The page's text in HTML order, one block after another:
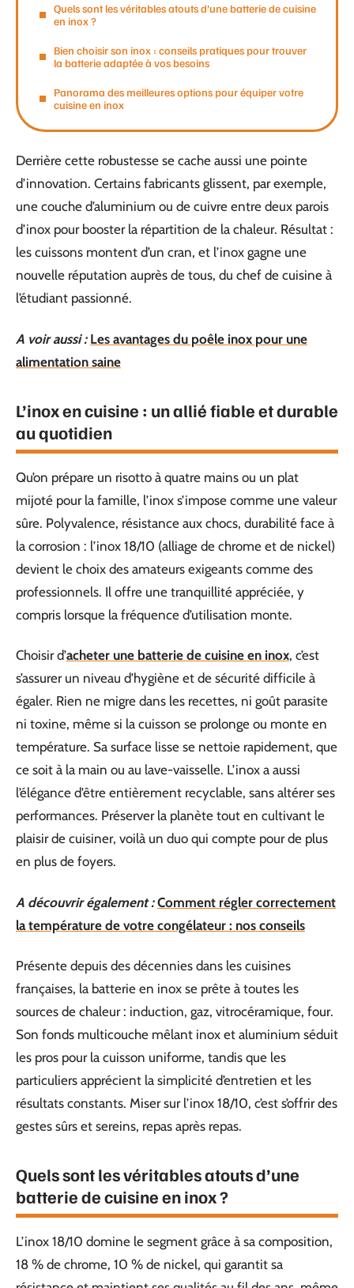
Quels sont les véritables atouts d’une batterie de cuisine
en inox ?
Bien choisir son inox : conseils pratiques pour trouver
la batterie adaptée à vos besoins
Panorama des meilleures options pour équiper votre
cuisine en inox
Derrière cette robustesse se cache aussi une pointe
d’innovation. Certains fabricants glissent, par exemple,
une couche d’aluminium ou de cuivre entre deux parois
d’inox pour booster la répartition de la chaleur. Résultat :
les cuissons montent d’un cran, et l’inox gagne une
nouvelle réputation auprès de tous, du chef de cuisine à
l’étudiant passionné.
A voir aussi : Les avantages du poêle inox pour une
alimentation saine
L’inox en cuisine : un allié fiable et durable
au quotidien
Qu’on prépare un risotto à quatre mains ou un plat
mijoté pour la famille, l’inox s’impose comme une valeur
sûre. Polyvalence, résistance aux chocs, durabilité face à
la corrosion : l’inox 18/10 (alliage de chrome et de nickel)
devient le choix des amateurs exigeants comme des
professionnels. Il offre une tranquillité appréciée, y
compris lorsque la fréquence d’utilisation monte.
Choisir d’acheter une batterie de cuisine en inox, c’est
s’assurer un niveau d’hygiène et de sécurité difficile à
égaler. Rien ne migre dans les recettes, ni goût parasite
ni toxine, même si la cuisson se prolonge ou monte en
température. Sa surface lisse se nettoie rapidement, que
ce soit à la main ou au lave-vaisselle. L’inox a aussi
l’élégance d’être entièrement recyclable, sans altérer ses
performances. Préserver la planète tout en cultivant le
plaisir de cuisiner, voilà un duo qui compte pour de plus
en plus de foyers.
A découvrir également : Comment régler correctement
la température de votre congélateur : nos conseils
Présente depuis des décennies dans les cuisines
françaises, la batterie en inox se prête à toutes les
sources de chaleur : induction, gaz, vitrocéramique, four.
Son fonds multicouche mêlant inox et aluminium séduit
les pros pour la cuisson uniforme, tandis que les
particuliers apprécient la simplicité d’entretien et les
résultats constants. Miser sur l’inox 18/10, c’est s’offrir des
gestes sûrs et sereins, repas après repas.
Quels sont les véritables atouts d’une
batterie de cuisine en inox ?
L’inox 18/10 domine le segment grâce à sa composition,
18 % de chrome, 10 % de nickel, qui garantit sa